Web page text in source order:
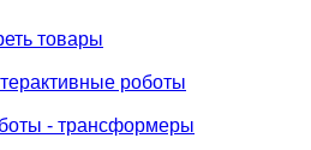
товары
роботы
- трансформеры